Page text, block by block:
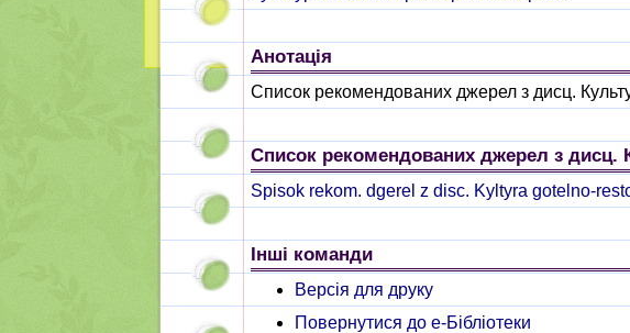
Анотація
Список рекомендованих джерел з дисц.
Список рекомендованих джерел з дисц.
Spisok rekom. dgerel z disc. Kyltyra gotelno-
Інші команди
Версія для друку
Повернутися до e-Бібліотеки